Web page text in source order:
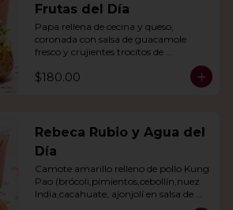
Frutas del Día
Papa rellena de cecina y queso,
coronada con salsa de guacamole
fresco y crujientes trocitos de
agua del día.
$180.00
Rebeca Rubio y Agua del
Día
Camote amarillo relleno de pollo Kung
Pao (brócoli,pimientos,cebollín,nuez
India,cacahuate, ajonjolí en salsa de